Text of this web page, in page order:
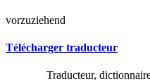
vorzuziehend
Télécharger traducteur
Traducteur,